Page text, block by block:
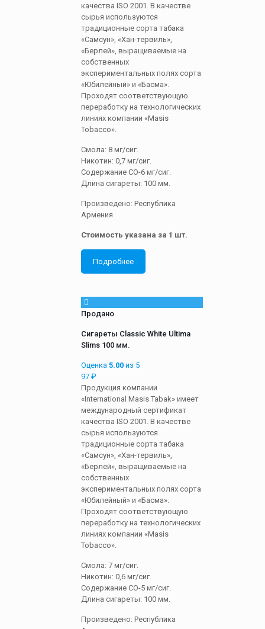
качества ISO 2001. В качестве
сырья используются
традиционные сорта табака
«Самсун», «Хан-тервиль»,
«Берлей», выращиваемые на
собственных
экспериментальных полях сорта
«Юбилейный» и «Басма».
Проходят соответствующую
переработку на технологических
линиях компании «Masis
Tobacco».
Смола: 8 мг/сиг.
Никотин: 0,7 мг/сиг.
Содержание СО-6 мг/сиг.
Длина сигареты: 100 мм.
Произведено: Республика
Армения
Стоимость указана за 1 шт.
Подробнее
Продано
Сигареты Classic White Ultima
Slims 100 мм.
Оценка 5.00 из 5
97 ₽
Продукция компании
«International Masis Tabak» имеет
международный сертификат
качества ISO 2001. В качестве
сырья используются
традиционные сорта табака
«Самсун», «Хан-тервиль»,
«Берлей», выращиваемые на
собственных
экспериментальных полях сорта
«Юбилейный» и «Басма».
Проходят соответствующую
переработку на технологических
линиях компании «Masis
Tobacco».
Смола: 7 мг/сиг.
Никотин: 0,6 мг/сиг.
Содержание СО-5 мг/сиг.
Длина сигареты: 100 мм.
Произведено: Республика